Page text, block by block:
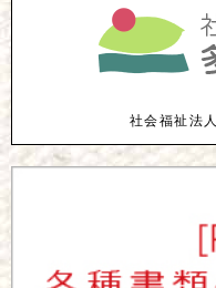
社会福祉法